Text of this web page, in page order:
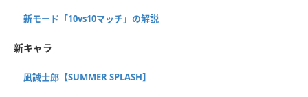
吉良涼介【みんなに届ける恩返
し】
五十嵐栗夢【駆け上がる渇望】
新モード「10vs10マッチ」の解説
新キャラ
凪誠士郎【SUMMER SPLASH】